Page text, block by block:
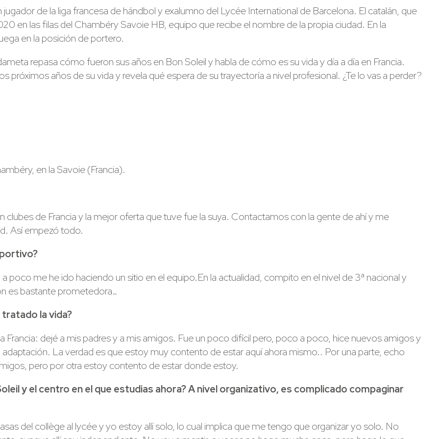
de la liga francesa de hándbol y exalumno del Lycée International de Barcelona. El catalán, que
en las filas del Chambéry Savoie HB, equipo que recibe el nombre de la propia ciudad. En la
en la posición de portero.
repasa cómo fueron sus años en Bon Soleil y habla de cómo es su vida y día a día en Francia.
próximos años de su vida y revela qué espera de su trayectoría a nivel profesional. ¿Te lo vas a perder?
en la Savoie (Francia).
de Francia y la mejor oferta que tuve fue la suya. Contactamos con la gente de ahí y me
Así empezó todo.
poco me he ido haciendo un sitio en el equipo.En la actualidad, compito en el nivel de 3ª nacional y
es bastante prometedora…
la vida?
Francia: dejé a mis padres y a mis amigos. Fue un poco difícil pero, poco a poco, hice nuevos amigos y
La verdad es que estoy muy contento de estar aquí ahora mismo.. Por una parte, echo
pero por otra estoy contento de estar donde estoy.
y el centro en el que estudias ahora? A nivel organizativo, es complicado compaginar
del collège al lycée y yo estoy allí solo, lo cual implica que me tengo que organizar yo solo. No